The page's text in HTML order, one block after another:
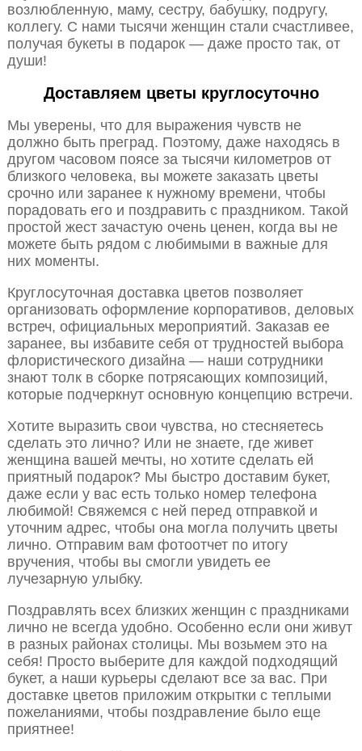
возлюбленную, маму, сестру, бабушку, подругу,
коллегу. С нами тысячи женщин стали счастливее,
получая букеты в подарок — даже просто так, от
души!
Доставляем цветы круглосуточно
Мы уверены, что для выражения чувств не
должно быть преград. Поэтому, даже находясь в
другом часовом поясе за тысячи километров от
близкого человека, вы можете заказать цветы
срочно или заранее к нужному времени, чтобы
порадовать его и поздравить с праздником. Такой
простой жест зачастую очень ценен, когда вы не
можете быть рядом с любимыми в важные для
них моменты.
Круглосуточная доставка цветов позволяет
организовать оформление корпоративов, деловых
встреч, официальных мероприятий. Заказав ее
заранее, вы избавите себя от трудностей выбора
флористического дизайна — наши сотрудники
знают толк в сборке потрясающих композиций,
которые подчеркнут основную концепцию встречи.
Хотите выразить свои чувства, но стесняетесь
сделать это лично? Или не знаете, где живет
женщина вашей мечты, но хотите сделать ей
приятный подарок? Мы быстро доставим букет,
даже если у вас есть только номер телефона
любимой! Свяжемся с ней перед отправкой и
уточним адрес, чтобы она могла получить цветы
лично. Отправим вам фотоотчет по итогу
вручения, чтобы вы смогли увидеть ее
лучезарную улыбку.
Поздравлять всех близких женщин с праздниками
лично не всегда удобно. Особенно если они живут
в разных районах столицы. Мы возьмем это на
себя! Просто выберите для каждой подходящий
букет, а наши курьеры сделают все за вас. При
доставке цветов приложим открытки с теплыми
пожеланиями, чтобы поздравление было еще
приятнее!